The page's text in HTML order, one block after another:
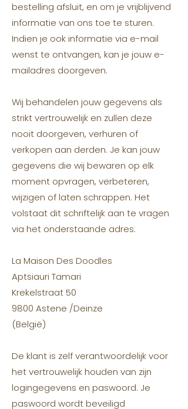
bestelling afsluit, en om je vrijblijvend
informatie van ons toe te sturen.
Indien je ook informatie via e-mail
wenst te ontvangen, kan je jouw e-
mailadres doorgeven.
Wij behandelen jouw gegevens als
strikt vertrouwelijk en zullen deze
nooit doorgeven, verhuren of
verkopen aan derden. Je kan jouw
gegevens die wij bewaren op elk
moment opvragen, verbeteren,
wijzigen of laten schrappen. Het
volstaat dit schriftelijk aan te vragen
via het onderstaande adres:
La Maison Des Doodles
Aptsiauri Tamari
Krekelstraat 50
9800 Astene /Deinze
(België)
De klant is zelf verantwoordelijk voor
het vertrouwelijk houden van zijn
logingegevens en paswoord. Je
paswoord wordt beveiligd